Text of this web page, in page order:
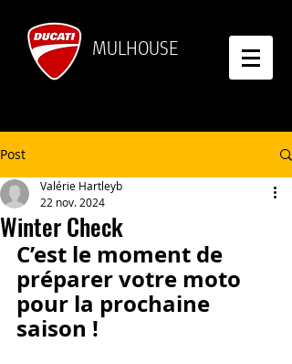
MULHOUSE
Post
Winter Check
Valérie Hartleyb
22 nov. 2024
C’est le moment de
préparer votre moto
pour la prochaine
saison !